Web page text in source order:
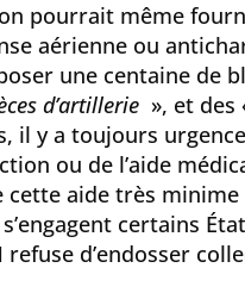
pourrait même
aérienne ou
une centaine de
d’artillerie », et des
il y a toujours
ou de l’aide
aide très minime
certains
refuse d’endosser